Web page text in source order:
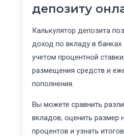
депозиту
Калькулятор депозита
доход по вкладу в банках
учетом процентной
размещения средств и
пополнения.
Вы можете сравнить
вкладов, оценить размер
процентов и узнать